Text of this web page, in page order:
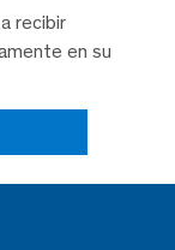
recibir
en su